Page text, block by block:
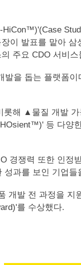
이 발표를 맡아
주요 CDO 서비스
을 돕는 플랫폼
롯해 ▲물질 개발
등 다양
경쟁력 또한 인정
과를 보인 기업
개발 전 과정을 지
를 수상했다.